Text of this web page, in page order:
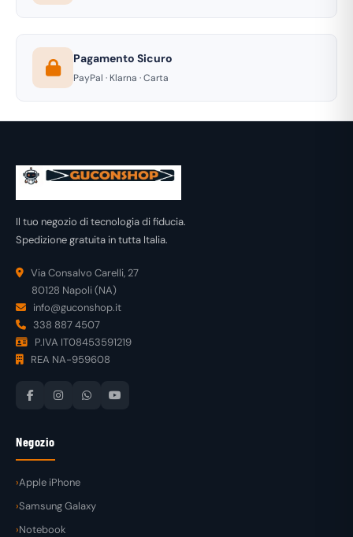
Pagamento Sicuro
PayPal · Klarna · Carta
Il tuo negozio di tecnologia di fiducia.
Spedizione gratuita in tutta Italia.
Via Consalvo Carelli, 27
80128 Napoli (NA)
info@guconshop.it
338 887 4507
P.IVA IT08453591219
REA NA-959608
Negozio
Apple iPhone
Samsung Galaxy
Notebook